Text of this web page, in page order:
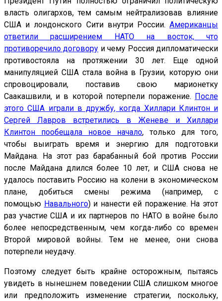
власть олигархов, тем самым нейтрализовав влияние
США и лондонского Сити внутри России. Американцы
ответили расширением НАТО на восток, что
противоречило договору и чему Россия дипломатически
противостояла на протяжении 30 лет. Еще одной
манипуляцией США стала война в Грузии, которую они
спровоцировали, поставив свою марионетку
Саакашвили, и в которой потерпели поражение. После
этого США играли в дружбу, когда Хиллари Клинтон и
Сергей Лавров встретились в Женеве и Хиллари
Клинтон пообещала новое начало, только для того,
чтобы выиграть время и энергию для подготовки
Майдана. На этот раз барабанный бой против России
после Майдана длился более 10 лет, и США снова не
удалось поставить Россию на колени в экономическом
плане, добиться смены режима (например, с
помощью Навального) и нанести ей поражение. На этот
раз участие США и их партнеров по НАТО в войне было
более непосредственным, чем когда-либо со времен
Второй мировой войны. Тем не менее, они снова
потерпели неудачу.
Поэтому следует быть крайне осторожным, пытаясь
увидеть в нынешнем поведении США слишком многое
или предположить изменение стратегии, поскольку,